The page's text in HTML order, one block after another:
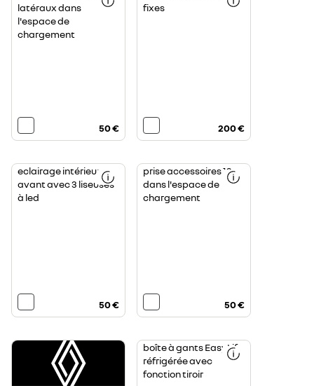
latéraux dans
l'espace de
chargement
50 €
fixes
200 €
eclairage intérieur
avant avec 3 liseuses
à led
50 €
prise accessoires 12v
dans l'espace de
chargement
50 €
boîte à gants EasyLife
réfrigérée avec
fonction tiroir